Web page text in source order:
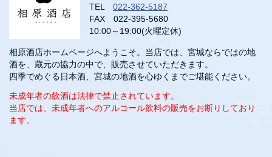
TEL 022-362-5187
FAX 022-395-5680
10:00～19:00(火曜定休)
相原酒店ホームページへようこそ。当店では、宮城ならではの地
酒を、蔵元の協力の中で、販売させていただきます。
四季でめぐる日本酒、宮城の地酒を心ゆくまでご堪能ください。
未成年者の飲酒は法律で禁止されています。
当店では、未成年者へのアルコール飲料の販売をお断りしており
ます。